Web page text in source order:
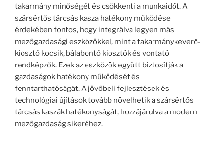
takarmány minőségét és csökkenti a munkaidőt. A
szársértős tárcsás kasza hatékony működése
érdekében fontos, hogy integrálva legyen más
mezőgazdasági eszközökkel, mint a takarmánykeverő-
kiosztó kocsik, bálabontó kiosztók és vontató
rendképzők. Ezek az eszközök együtt biztosítják a
gazdaságok hatékony működését és
fenntarthatóságát. A jövőbeli fejlesztések és
technológiai újítások tovább növelhetik a szársértős
tárcsás kaszák hatékonyságát, hozzájárulva a modern
mezőgazdaság sikeréhez.